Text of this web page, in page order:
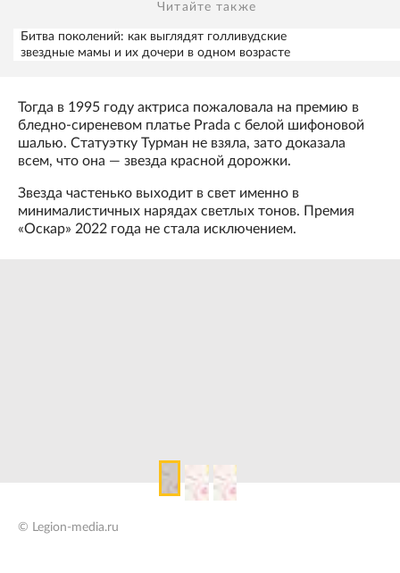
Читайте также
Битва поколений: как выглядят голливудские
звездные мамы и их дочери в одном возрасте
Тогда в 1995 году актриса пожаловала на премию в
бледно-сиреневом платье Prada с белой шифоновой
шалью. Статуэтку Турман не взяла, зато доказала
всем, что она — звезда красной дорожки.
Звезда частенько выходит в свет именно в
минималистичных нарядах светлых тонов. Премия
«Оскар» 2022 года не стала исключением.
© Legion-media.ru